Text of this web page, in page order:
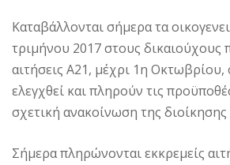
Καταβάλλονται σήμερα τα
τριμήνου 2017 στους δικαιούχους
αιτήσεις Α21, μέχρι 1η Οκτωβρίου,
ελεγχθεί και πληρούν τις
σχετική ανακοίνωση της
Σήμερα πληρώνονται εκκρεμείς